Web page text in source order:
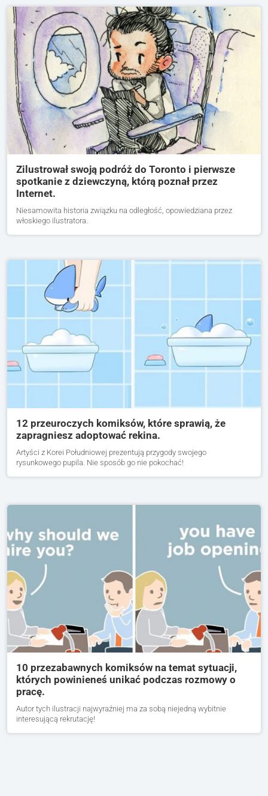
Zilustrował swoją podróż do Toronto i pierwsze
spotkanie z dziewczyną, którą poznał przez
Internet.
Niesamowita historia związku na odległość, opowiedziana przez
włoskiego ilustratora.
12 przeuroczych komiksów, które sprawią, że
zapragniesz adoptować rekina.
Artyści z Korei Południowej prezentują przygody swojego
rysunkowego pupila. Nie sposób go nie pokochać!
10 przezabawnych komiksów na temat sytuacji,
których powinieneś unikać podczas rozmowy o
pracę.
Autor tych ilustracji najwyraźniej ma za sobą niejedną wybitnie
interesującą rekrutację!